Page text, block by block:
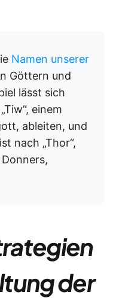
Namen unserer
Göttern und
lässt sich
einem
ableiten, und
nach „Thor“,
der